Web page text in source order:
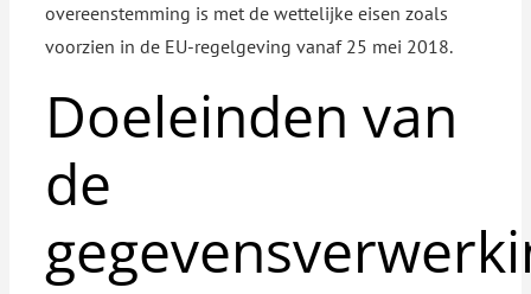
Referenties
Contact
Facebook
linkedin
overeenstemming is met de wettelijke eisen zoals
voorzien in de EU-regelgeving vanaf 25 mei 2018.
Doeleinden van
de